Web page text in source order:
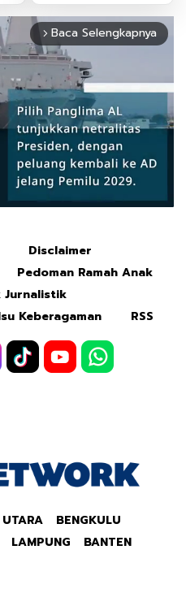
arrow_forward_ios Baca Selengkapnya
Disclaimer
Pedoman Ramah Anak
Jurnalistik
Keberagaman
RSS
BENGKULU
LAMPUNG
BANTEN